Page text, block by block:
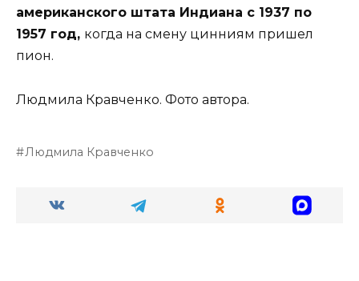
американского штата Индиана с 1937 по
1957 год, когда на смену цинниям пришел
пион.
Людмила Кравченко. Фото автора.
Людмила Кравченко